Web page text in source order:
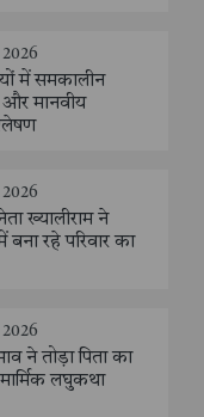
में समकालीन
और मानवीय
ख्यालीराम ने
रहे परिवार का
ने तोड़ा पिता का
लघुकथा